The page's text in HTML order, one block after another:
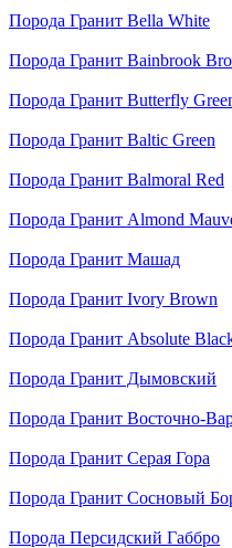
Порода Гранит Bella White
Порода Гранит Bainbrook
Порода Гранит Butterfly
Порода Гранит Baltic Green
Порода Гранит Balmoral Red
Порода Гранит Almond
Порода Гранит Машад
Порода Гранит Ivory Brown
Порода Гранит Absolute
Порода Гранит Дымовский
Порода Гранит Восточно-
Порода Гранит Серая Гора
Порода Гранит Сосновый
Порода Персидский Габбро